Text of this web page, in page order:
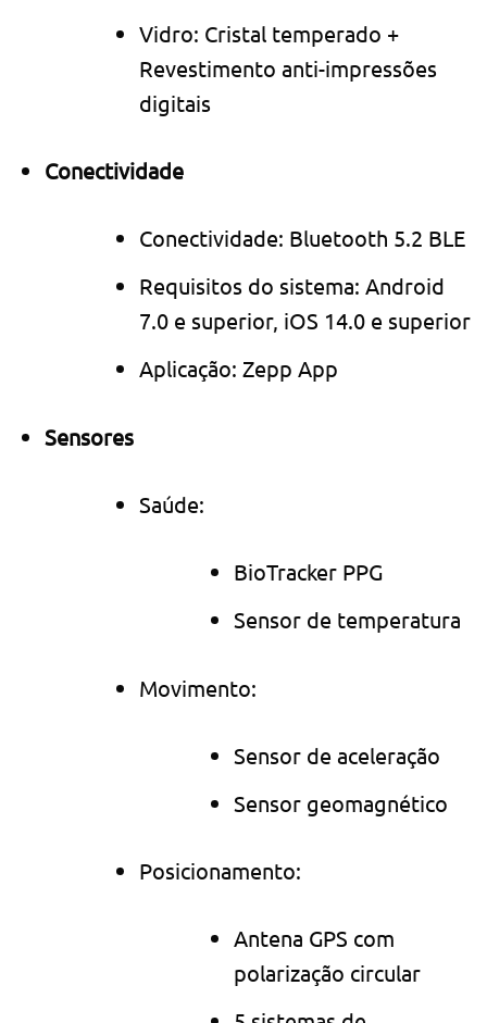
Vidro: Cristal temperado +
Revestimento anti-impressões
digitais
Conectividade
Conectividade: Bluetooth 5.2 BLE
Requisitos do sistema: Android
7.0 e superior, iOS 14.0 e superior
Aplicação: Zepp App
Sensores
Saúde:
BioTracker PPG
Sensor de temperatura
Movimento:
Sensor de aceleração
Sensor geomagnético
Posicionamento:
Antena GPS com
polarização circular